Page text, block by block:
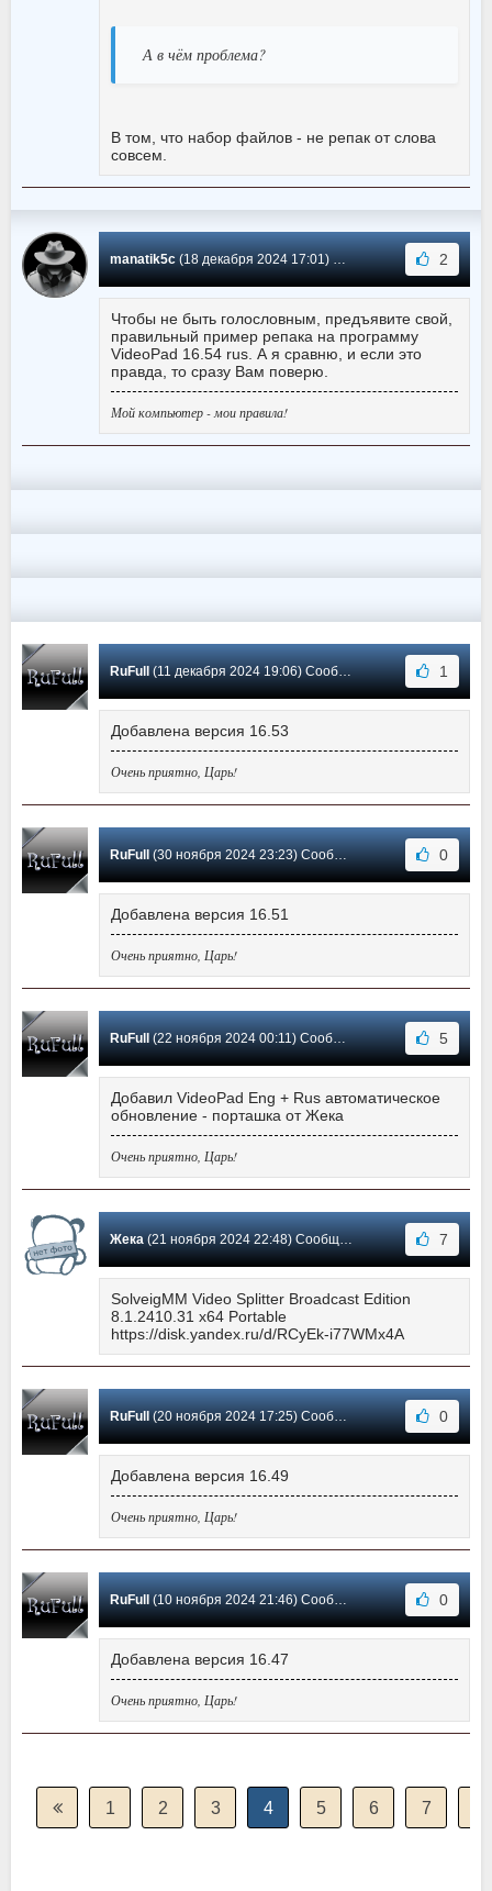
А в чём проблема?
В том, что набор файлов - не репак от слова
совсем.
manatik5c(18 декабря 2024 17:01) Сообщение #358 2
Чтобы не быть голословным, предъявите свой,
правильный пример репака на программу
VideoPad 16.54 rus. А я сравню, и если это
правда, то сразу Вам поверю.
Мой компьютер - мои правила!
RuFull (11 декабря 2024 19:06) Сообщение #357 1
Добавлена версия 16.53
Очень приятно, Царь!
RuFull (30 ноября 2024 23:23) Сообщение #356 0
Добавлена версия 16.51
Очень приятно, Царь!
RuFull (22 ноября 2024 00:11) Сообщение #355 5
Добавил VideoPad Eng + Rus автоматическое
обновление - порташка от Жека
Очень приятно, Царь!
Жека(21 ноября 2024 22:48) Сообщение #354 7
SolveigMM Video Splitter Broadcast Edition
8.1.2410.31 x64 Portable
https://disk.yandex.ru/d/RCyEk-i77WMx4A
RuFull (20 ноября 2024 17:25) Сообщение #353 0
Добавлена версия 16.49
Очень приятно, Царь!
RuFull (10 ноября 2024 21:46) Сообщение #352 0
Добавлена версия 16.47
Очень приятно, Царь!
1 2 3 4 5 6 7